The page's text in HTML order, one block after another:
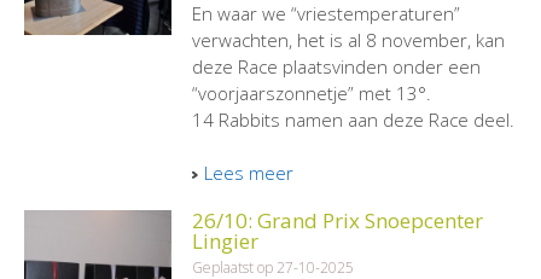
En waar we “vriestemperaturen”
verwachten, het is al 8 november, kan
deze Race plaatsvinden onder een
“voorjaarszonnetje” met 13°.
14 Rabbits namen aan deze Race deel.
Lees meer
26/10: Grand Prix Snoepcenter
Lingier
Geplaatst op 27-10-2025